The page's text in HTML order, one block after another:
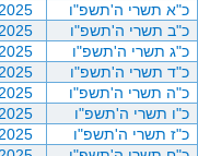
כ"א תשרי ה'תשפ"ו
כ"ב תשרי ה'תשפ"ו
כ"ג תשרי ה'תשפ"ו
כ"ד תשרי ה'תשפ"ו
כ"ה תשרי ה'תשפ"ו
כ"ו תשרי ה'תשפ"ו
כ"ז תשרי ה'תשפ"ו